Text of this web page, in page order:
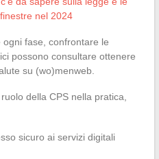
nel 2024
fase, confrontare le
possono consultare ottenere
su (wo)menweb.
della CPS nella pratica,
sicuro ai servizi digitali